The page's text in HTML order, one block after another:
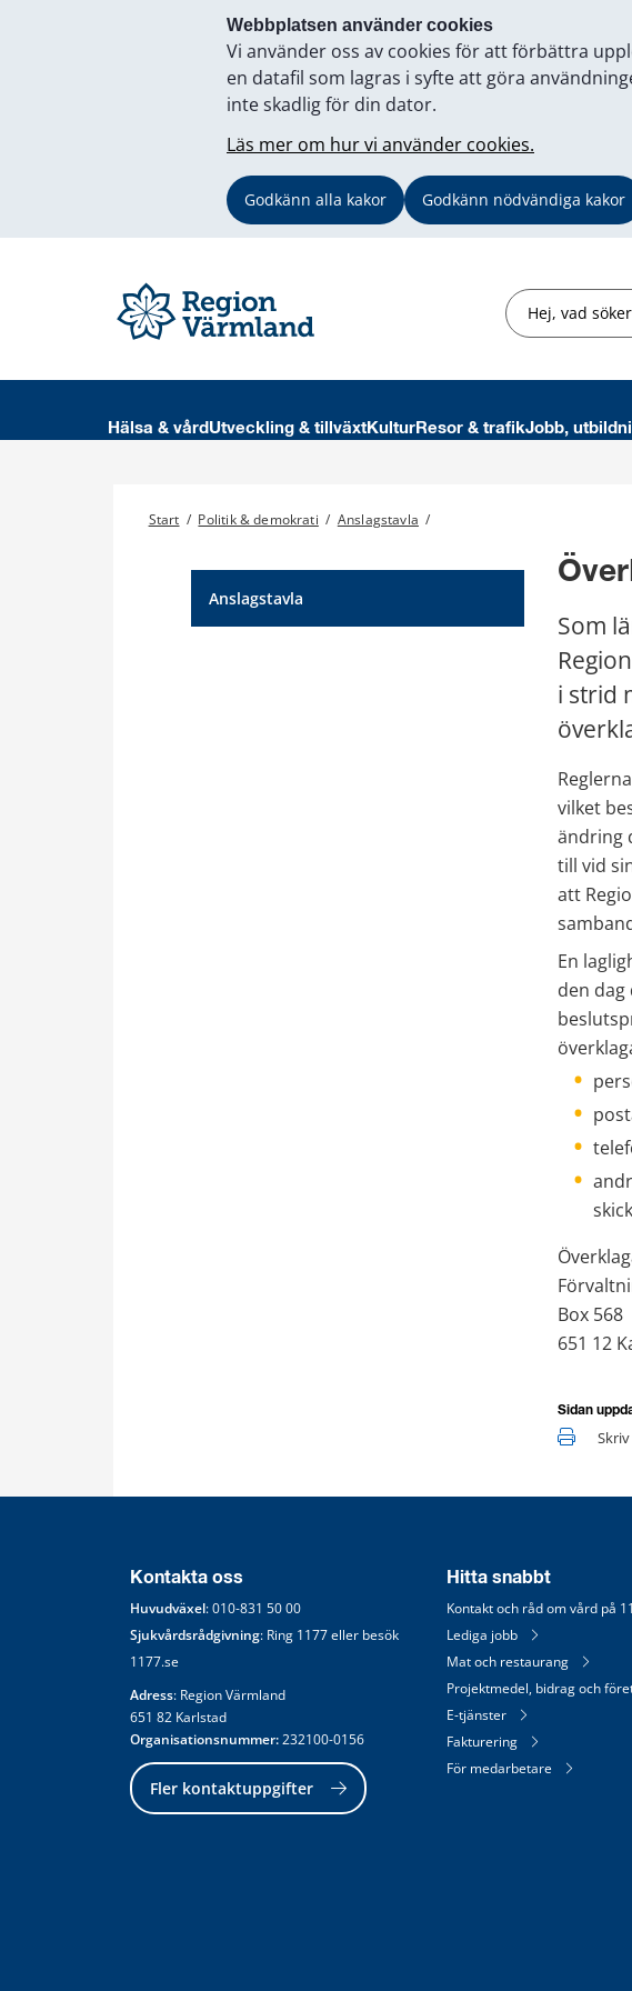
Webbplatsen använder cookies
Vi använder oss av cookies för att förbättra
en datafil som lagras i syfte att göra
inte skadlig för din dator.
Läs mer om hur vi använder cookies.
Godkänn alla kakor Godkänn nödvändiga kakor
Sök
Hälsa & vård Utveckling & tillväxtKulturResor & trafikJobb,
Start / Politik & demokrati / Anslagstavla /
Anslagstavla
Som
i strid
vilket
ändring
till vid
att
En
den dag
Box 568
651 12
Sidan
Kontakta oss
Huvudväxel: 010-831 50 00
Sjukvårdsrådgivning: Ring 1177 eller besök
1177.se
Adress: Region Värmland
651 82 Karlstad
Organisationsnummer: 232100-0156
Fler kontaktuppgifter
Hitta snabbt
Kontakt och råd om vård på
Lediga jobb
Mat och restaurang
Projektmedel, bidrag och
E-tjänster
Fakturering
För medarbetare